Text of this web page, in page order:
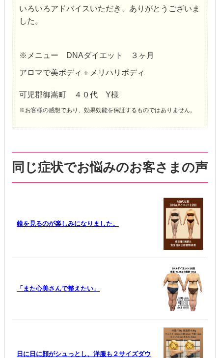
いろいろアドバイスいただき、ありがとうございま
した。
※メニュー DNAダイエット ３ヶ月
アロマで美ボディ＋メリハリボディ
可児郡御嵩町 ４０代 Y様
※お客様の感想であり、効果効能を保証するものではありません。
同じ症状でお悩みのお客さまの声
鏡を見るのが楽しみになりました。
「また心美さんで整えたい」
日に日に顔がシュっとし、洋服も２サイズダウ